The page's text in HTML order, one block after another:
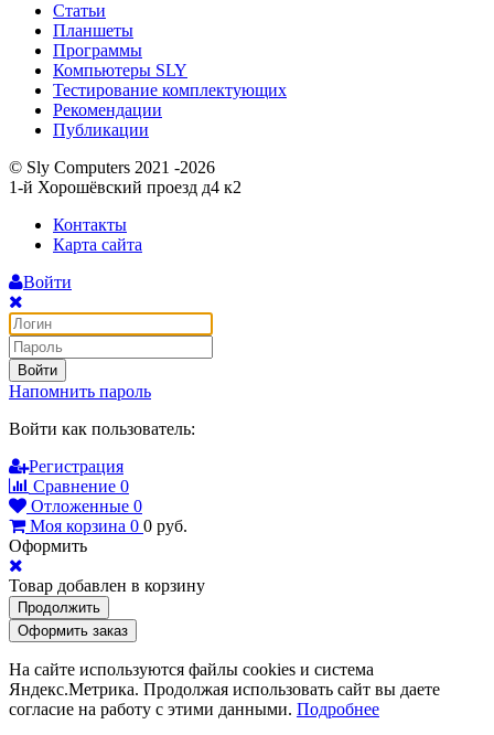
Статьи
Планшеты
Программы
Компьютеры SLY
Тестирование комплектующих
Рекомендации
Публикации
© Sly Computers 2021 -2026
1-й Хорошёвский проезд д4 к2
Контакты
Карта сайта
Войти
Войти
Напомнить пароль
Войти как пользователь:
Регистрация
Сравнение 0
Отложенные 0
Моя корзина 0 0 руб.
Оформить
Товар добавлен в корзину
Продолжить
Оформить заказ
На сайте используются файлы cookies и система
Яндекс.Метрика. Продолжая использовать сайт вы даете
согласие на работу с этими данными. Подробнее